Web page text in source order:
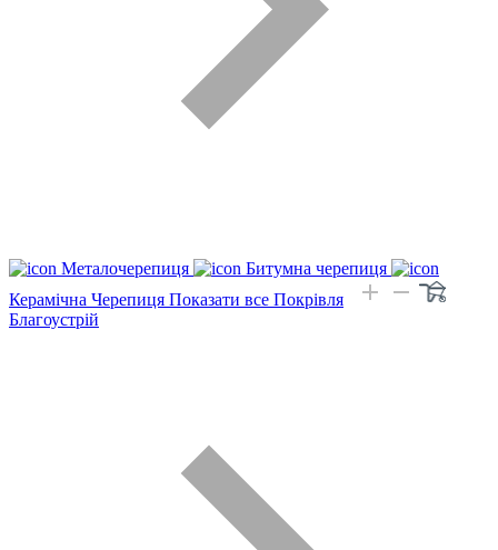
Металочерепиця
Битумна черепиця
Керамічна Черепиця Показати все Покрівля
Благоустрій